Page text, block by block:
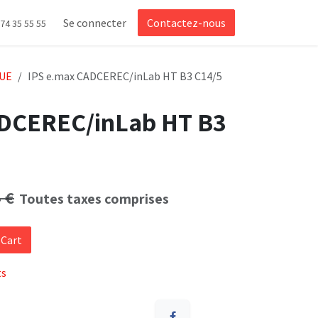
35 55 55 Se connecter Contactez-nous
IPS e.max CADCEREC/inLab HT B3 C14/5
inLab HT B3
€ Toutes taxes comprises